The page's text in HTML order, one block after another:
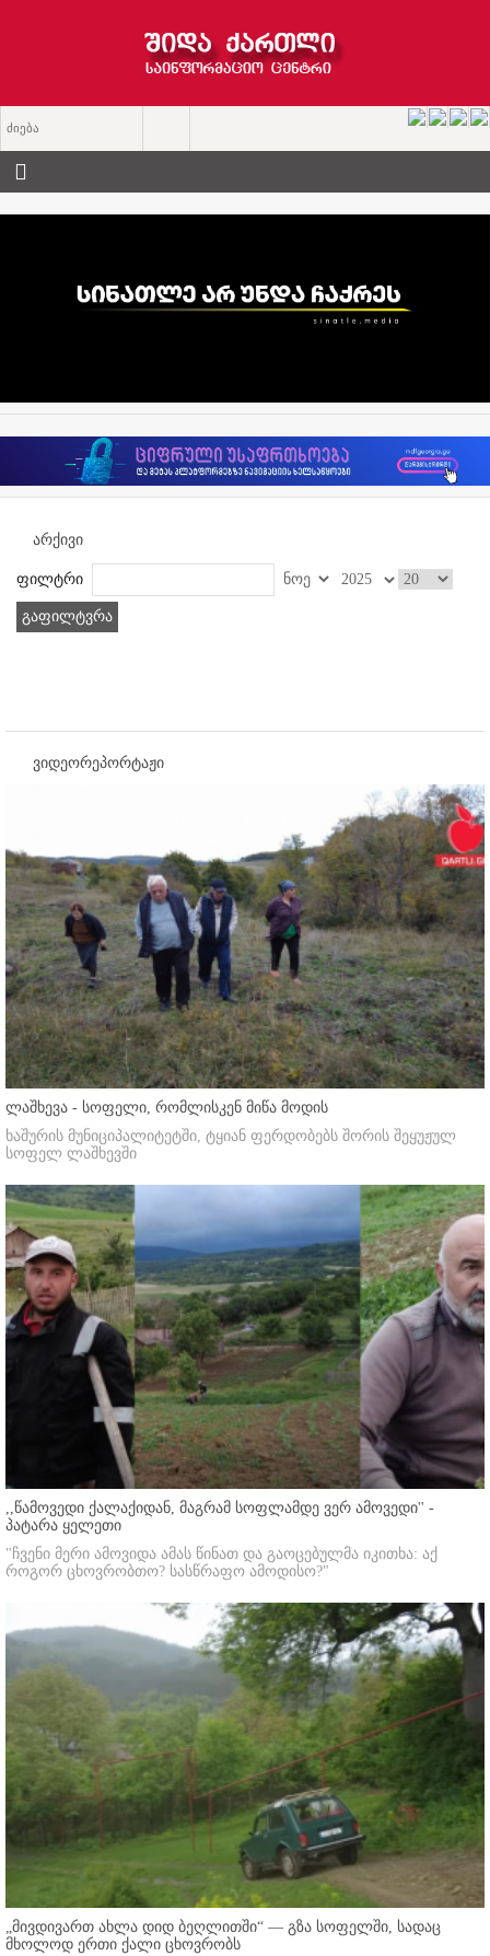
არქივი
ფილტრი
გაფილტვრა
ვიდეორეპორტაჟი
ლაშხევა - სოფელი, რომლისკენ მიწა მოდის
ხაშურის მუნიციპალიტეტში, ტყიან ფერდობებს შორის შეყუჟულ
სოფელ ლაშხევში
,,წამოვედი ქალაქიდან, მაგრამ სოფლამდე ვერ ამოვედი'' -
პატარა ყელეთი
"ჩვენი მერი ამოვიდა ამას წინათ და გაოცებულმა იკითხა: აქ
როგორ ცხოვრობთო? სასწრაფო ამოდისო?"
„მივდივართ ახლა დიდ ბეღლითში“ — გზა სოფელში, სადაც
მხოლოდ ერთი ქალი ცხოვრობს